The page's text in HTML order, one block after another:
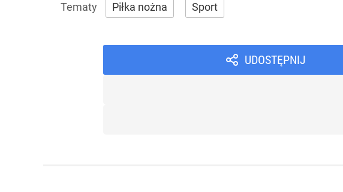
Piłka nożna Sport
UDOSTĘPNIJ